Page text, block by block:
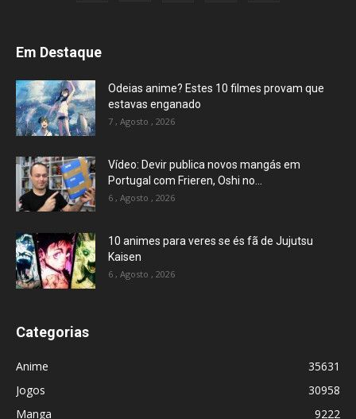
Em Destaque
Odeias anime? Estes 10 filmes provam que
estavas enganado
7 , Agosto , 2026
Vídeo: Devir publica novos mangás em
Portugal com Frieren, Oshi no...
6 , Agosto , 2026
10 animes para veres se és fã de Jujutsu
Kaisen
6 , Agosto , 2026
Categorias
Anime
35631
Jogos
30958
Manga
9222